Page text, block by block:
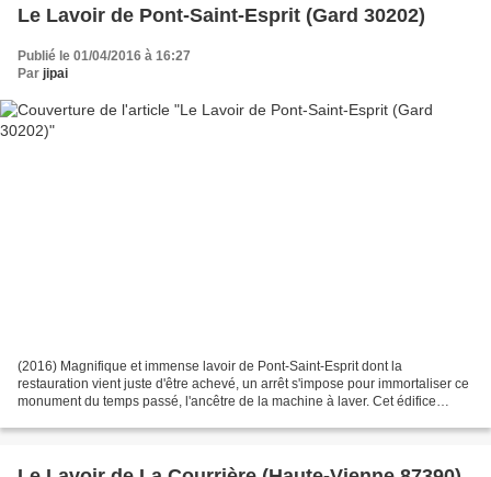
Le Lavoir de Pont-Saint-Esprit (Gard 30202)
Publié le 01/04/2016 à 16:27
Par jipai
(2016) Magnifique et immense lavoir de Pont-Saint-Esprit dont la
restauration vient juste d'être achevé, un arrêt s'impose pour immortaliser ce
monument du temps passé, l'ancêtre de la machine à laver. Cet édifice